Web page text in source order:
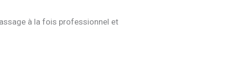
à la fois professionnel et